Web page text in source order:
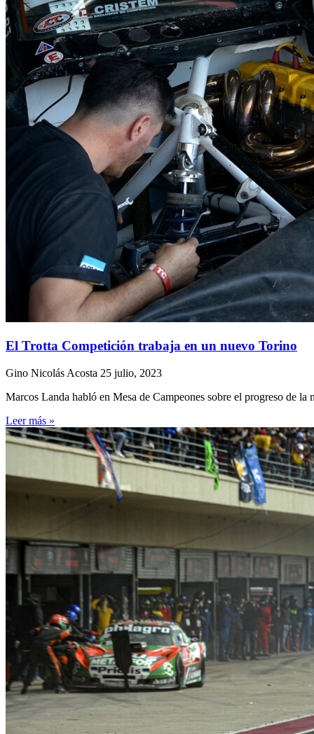
El Trotta Competición trabaja en un nuevo Torino
Gino Nicolás Acosta 25 julio, 2023
Marcos Landa habló en Mesa de Campeones sobre el progreso de
Leer más »